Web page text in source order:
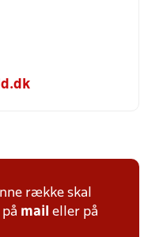
række skal
mail eller på